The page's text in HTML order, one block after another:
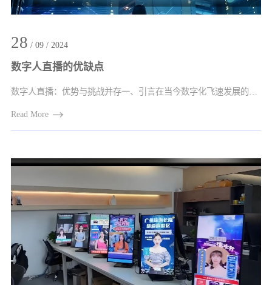
28 / 09 / 2024
数字人直播的优缺点
数字人直播：优势与挑战并存一、引言在当今数字化飞速发展的时代，数字人直播逐渐走进···
Read More